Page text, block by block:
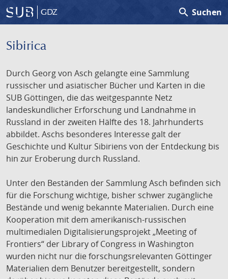
GDZ search Suchen
Sibirica
Durch Georg von Asch gelangte eine Sammlung
russischer und asiatischer Bücher und Karten in die
SUB Göttingen, die das weitgespannte Netz
landeskundlicher Erforschung und Landnahme in
Russland in der zweiten Hälfte des 18. Jahrhunderts
abbildet. Aschs besonderes Interesse galt der
Geschichte und Kultur Sibiriens von der Entdeckung bis
hin zur Eroberung durch Russland.
Unter den Beständen der Sammlung Asch befinden sich
für die Forschung wichtige, bisher schwer zugängliche
Bestände und wenig bekannte Materialien. Durch eine
Kooperation mit dem amerikanisch-russischen
multimedialen Digitalisierungsprojekt „Meeting of
Frontiers“ der Library of Congress in Washington
wurden nicht nur die forschungsrelevanten Göttinger
Materialien dem Benutzer bereitgestellt, sondern